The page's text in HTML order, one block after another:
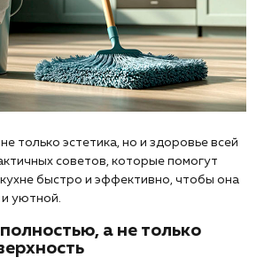
только эстетика, но и здоровье всей
советов, которые помогут
быстро и эффективно, чтобы она
и уютной.
а не только